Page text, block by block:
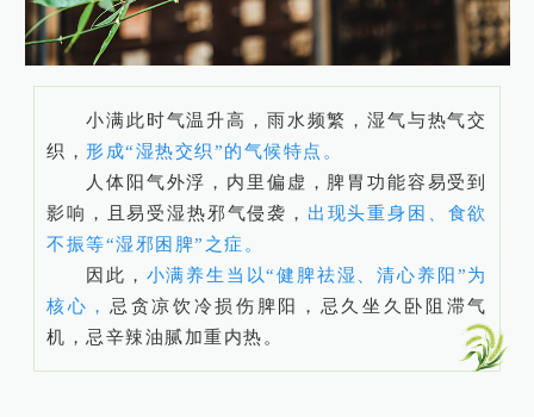
小满此时气温升高，雨水频繁，湿气与热气交
织，形成“湿热交织”的气候特点。
人体阳气外浮，内里偏虚，脾胃功能容易受到
影响，且易受湿热邪气侵袭， 出现头重身困、食欲
不振等“湿邪困脾”之症。
因此， 小满养生当以“健脾祛湿、清心养阳”为
核心， 忌贪凉饮冷损伤脾阳，忌久坐久卧阻滞气
机，忌辛辣油腻加重内热。